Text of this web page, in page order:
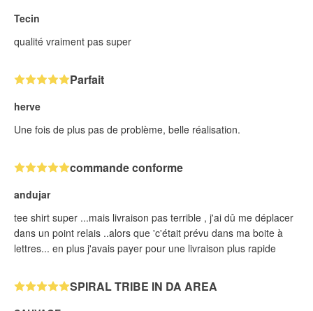
Tecin
qualité vraiment pas super
Parfait
herve
Une fois de plus pas de problème, belle réalisation.
commande conforme
andujar
tee shirt super ...mais livraison pas terrible , j'ai dû me déplacer
dans un point relais ..alors que 'c'était prévu dans ma boite à
lettres... en plus j'avais payer pour une livraison plus rapide
SPIRAL TRIBE IN DA AREA